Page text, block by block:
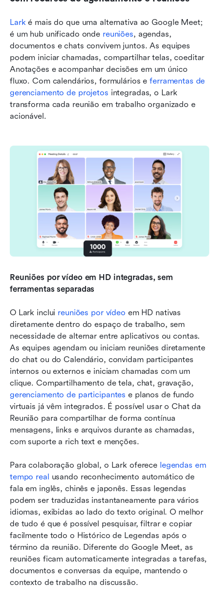
Lark é mais do que uma alternativa ao Google Meet;
é um hub unificado onde reuniões, agendas,
documentos e chats convivem juntos. As equipes
podem iniciar chamadas, compartilhar telas, coeditar
Anotações e acompanhar decisões em um único
fluxo. Com calendários, formulários e ferramentas de
gerenciamento de projetos integradas, o Lark
transforma cada reunião em trabalho organizado e
acionável.
Reuniões por vídeo em HD integradas, sem
ferramentas separadas
O Lark inclui reuniões por vídeo em HD nativas
diretamente dentro do espaço de trabalho, sem
necessidade de alternar entre aplicativos ou contas.
As equipes agendam ou iniciam reuniões diretamente
do chat ou do Calendário, convidam participantes
internos ou externos e iniciam chamadas com um
gerenciamento de participantes e planos de fundo
virtuais já vêm integrados. É possível usar o Chat da
Reunião para compartilhar de forma contínua
mensagens, links e arquivos durante as chamadas,
com suporte a rich text e menções.
Para colaboração global, o Lark oferece legendas em
tempo real usando reconhecimento automático de
fala em inglês, chinês e japonês. Essas legendas
podem ser traduzidas instantaneamente para vários
idiomas, exibidas ao lado do texto original. O melhor
de tudo é que é possível pesquisar, filtrar e copiar
facilmente todo o Histórico de Legendas após o
término da reunião. Diferente do Google Meet, as
reuniões ficam automaticamente integradas a tarefas,
documentos e conversas da equipe, mantendo o
contexto de trabalho na discussão.